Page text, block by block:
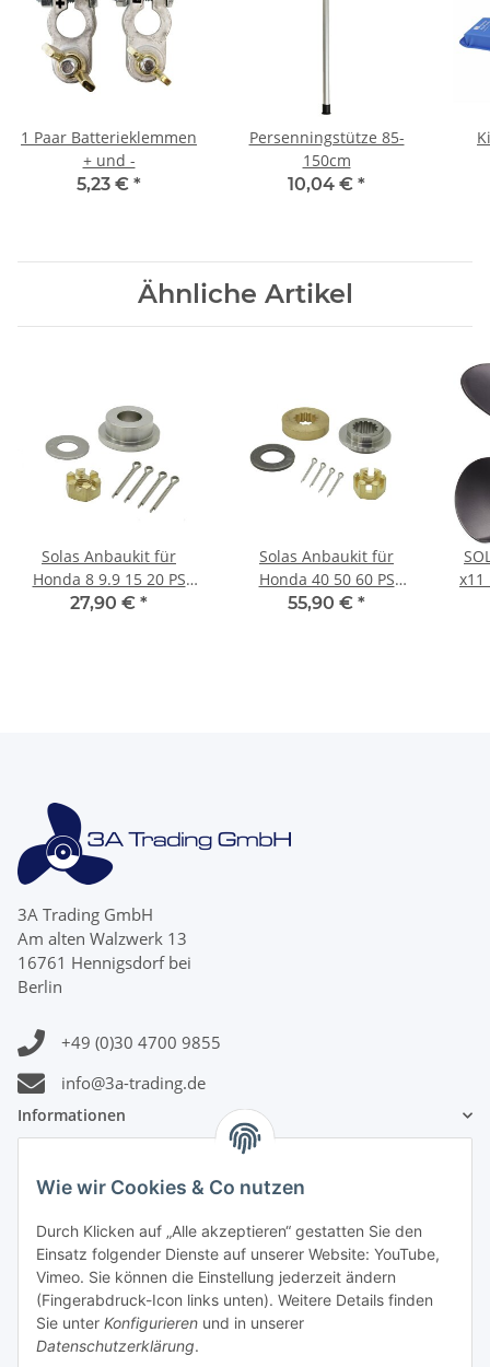
Wie wir Cookies & Co nutzen
Durch Klicken auf „Alle akzeptieren“ gestatten Sie den
Einsatz folgender Dienste auf unserer Website: YouTube,
Vimeo. Sie können die Einstellung jederzeit ändern
(Fingerabdruck-Icon links unten). Weitere Details finden
Sie unter Konfigurieren und in unserer
Datenschutzerklärung.
1 Paar Batterieklemmen
+ und -
5,23 € *
Persenningstütze 85-
150cm
10,04 € *
Ähnliche Artikel
Solas Anbaukit für
Honda 8 9.9 15 20 PS
Mutter Scheibe Splint
27,90 € *
Solas Anbaukit für
Honda 40 50 60 PS
Mutter Scheibe Splint
55,90 € *
x11
3A Trading GmbH
Am alten Walzwerk 13
16761 Hennigsdorf bei
Berlin
+49 (0)30 4700 9855
info@3a-trading.de
Informationen
Gesetzliche Informationen
Zahlungsinformationen